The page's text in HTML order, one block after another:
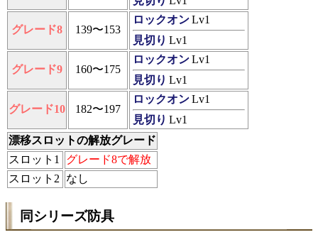
グレード8 139〜153
ロックオンLv1
見切り Lv1
グレード9 160〜175
ロックオンLv1
見切り Lv1
グレード10 182〜197
ロックオンLv1
見切り Lv1
漂移スロットの解放グレード
スロット1
グレード8で解放
スロット2
なし
同シリーズ防具